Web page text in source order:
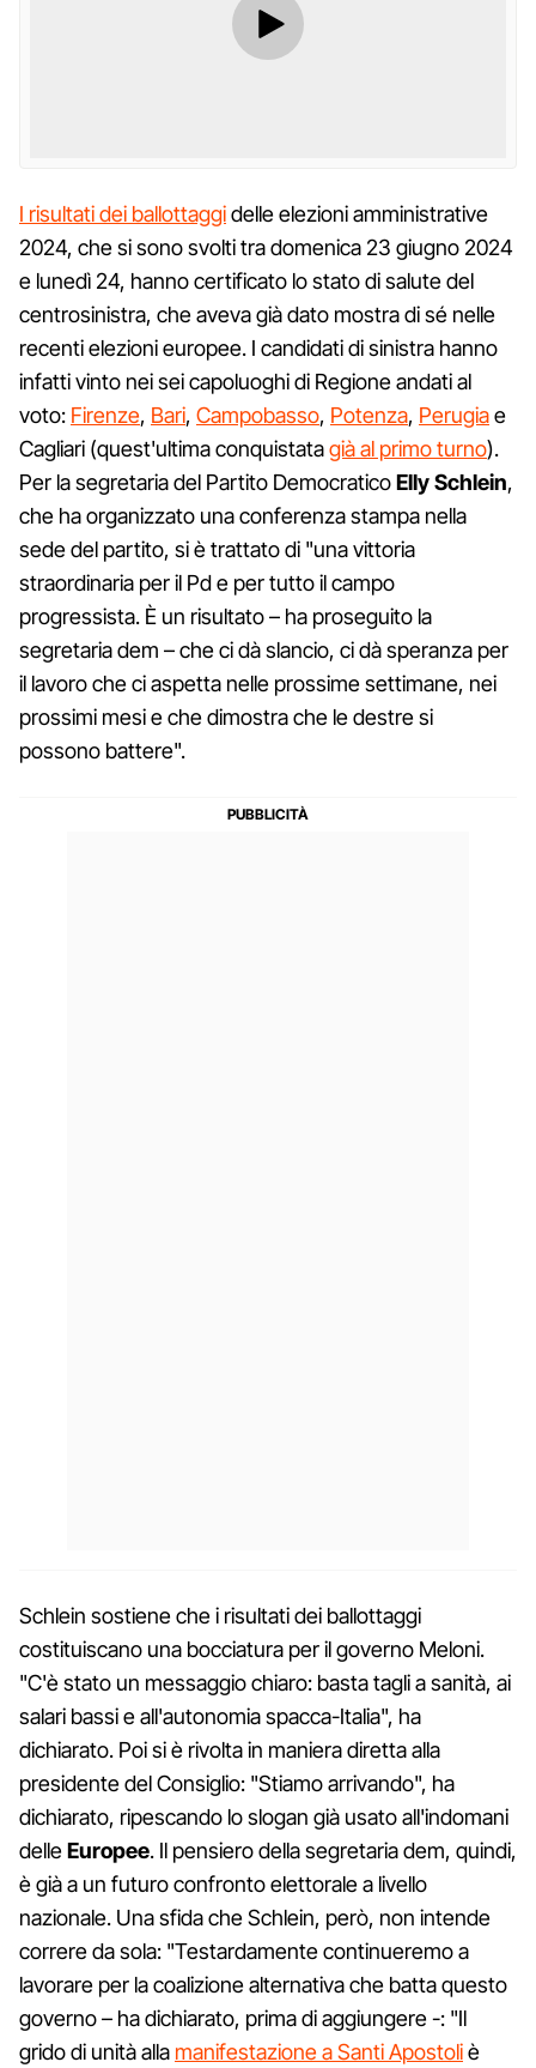
I risultati dei ballottaggidelle elezioni amministrative
2024, che si sono svolti tra domenica 23 giugno 2024
e lunedì 24, hanno certificato lo stato di salute del
centrosinistra, che aveva già dato mostra di sé nelle
recenti elezioni europee. I candidati di sinistra hanno
infatti vinto nei sei capoluoghi di Regione andati al
voto: Firenze, Bari, Campobasso, Potenza, Perugiae
Cagliari (quest'ultima conquistatagià al primo turno).
Per la segretaria del Partito DemocraticoElly Schlein,
che ha organizzato una conferenza stampa nella
sede del partito, si è trattato di "una vittoria
straordinaria per il Pd e per tutto il campo
progressista. È un risultato – ha proseguito la
segretaria dem – che ci dà slancio, ci dà speranza per
il lavoro che ci aspetta nelle prossime settimane, nei
prossimi mesi e che dimostra che le destre si
possono battere".
Schlein sostiene che i risultati dei ballottaggi
costituiscano una bocciatura per il governo Meloni.
"C'è stato un messaggio chiaro: basta tagli a sanità, ai
salari bassi e all'autonomia spacca-Italia", ha
dichiarato. Poi si è rivolta in maniera diretta alla
presidente del Consiglio: "Stiamo arrivando", ha
dichiarato, ripescando lo slogan già usato all'indomani
delleEuropee. Il pensiero della segretaria dem, quindi,
è già a un futuro confronto elettorale a livello
nazionale. Una sfida che Schlein, però, non intende
correre da sola: "Testardamente continueremo a
lavorare per la coalizione alternativa che batta questo
governo – ha dichiarato, prima di aggiungere -: "Il
grido di unità alla manifestazione a Santi Apostoliè